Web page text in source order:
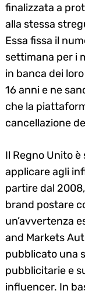
finalizzata a
alla stessa
Essa fissa il
settimana per i
in banca dei
16 anni e ne
che la
cancellazione
Il Regno Unito
applicare agli
partire dal
brand postare
un’avvertenza
and Markets
pubblicato una
pubblicitarie e
influencer. In